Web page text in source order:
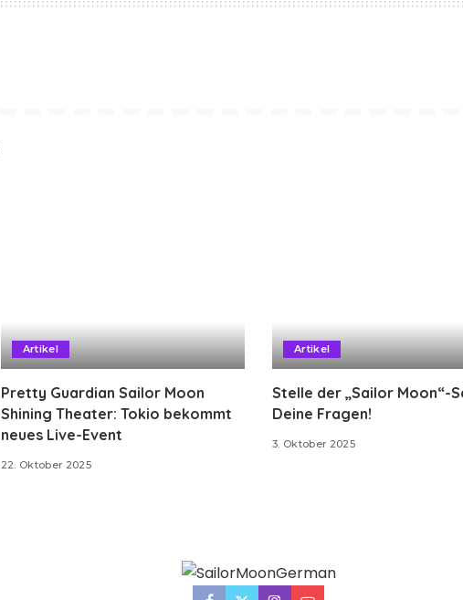
Artikel
Pretty Guardian Sailor Moon
Shining Theater: Tokio bekommt
neues Live-Event
22. Oktober 2025
Artikel
Stelle der „Sailor Moon“-
Deine Fragen!
3. Oktober 2025